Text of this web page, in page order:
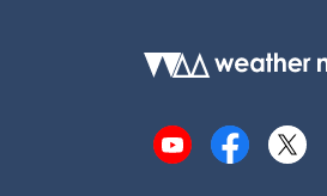
YouTubeFacebook
X